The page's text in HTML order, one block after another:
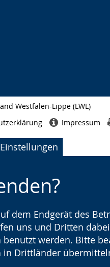
dem Endgerät des
uns und Dritten
werden. Bitte
Drittländer
Westfalen-Lippe (LWL)
Impressum